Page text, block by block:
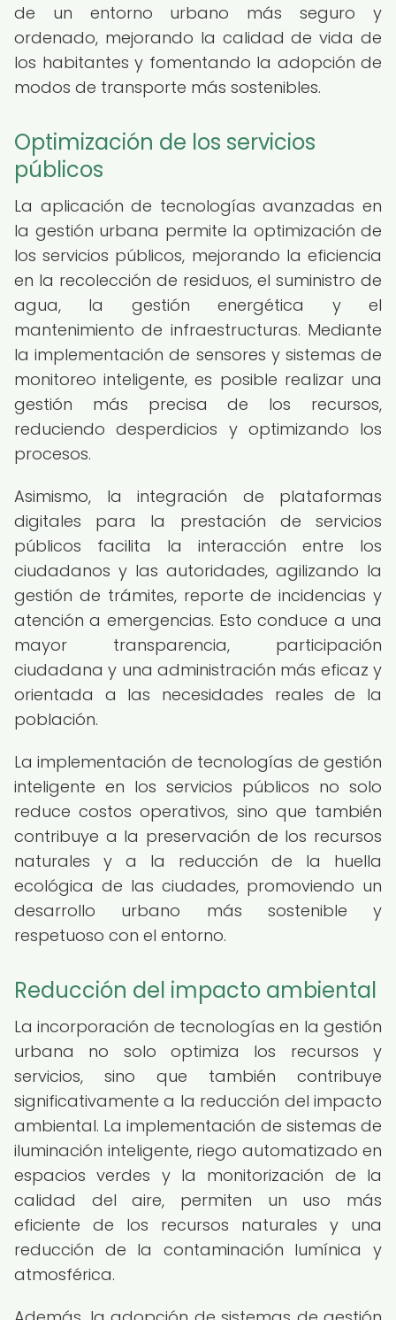
de un entorno urbano más seguro y
ordenado, mejorando la calidad de vida de
los habitantes y fomentando la adopción de
modos de transporte más sostenibles.
Optimización de los servicios
públicos
La aplicación de tecnologías avanzadas en
la gestión urbana permite la optimización de
los servicios públicos, mejorando la eficiencia
en la recolección de residuos, el suministro de
agua, la gestión energética y el
mantenimiento de infraestructuras. Mediante
la implementación de sensores y sistemas de
monitoreo inteligente, es posible realizar una
gestión más precisa de los recursos,
reduciendo desperdicios y optimizando los
procesos.
Asimismo, la integración de plataformas
digitales para la prestación de servicios
públicos facilita la interacción entre los
ciudadanos y las autoridades, agilizando la
gestión de trámites, reporte de incidencias y
atención a emergencias. Esto conduce a una
mayor transparencia, participación
ciudadana y una administración más eficaz y
orientada a las necesidades reales de la
población.
La implementación de tecnologías de gestión
inteligente en los servicios públicos no solo
reduce costos operativos, sino que también
contribuye a la preservación de los recursos
naturales y a la reducción de la huella
ecológica de las ciudades, promoviendo un
desarrollo urbano más sostenible y
respetuoso con el entorno.
Reducción del impacto ambiental
La incorporación de tecnologías en la gestión
urbana no solo optimiza los recursos y
servicios, sino que también contribuye
significativamente a la reducción del impacto
ambiental. La implementación de sistemas de
iluminación inteligente, riego automatizado en
espacios verdes y la monitorización de la
calidad del aire, permiten un uso más
eficiente de los recursos naturales y una
reducción de la contaminación lumínica y
atmosférica.